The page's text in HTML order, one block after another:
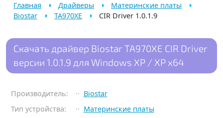
Главная Драйверы
Материнские платы
Biostar
TA970XE CIR Driver 1.0.1.9
Скачать драйвер Biostar TA970XE CIR Driver
версии 1.0.1.9 для Windows XP / XP x64
Производитель:
Biostar
Тип устройства:
Материнские платы